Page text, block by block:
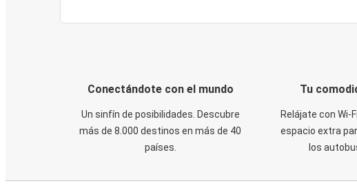
Conectándote con el mundo
Un sinfín de posibilidades. Descubre
más de 8.000 destinos en más de 40
países.
Tu
Relájate con Wi-
espacio extra
los